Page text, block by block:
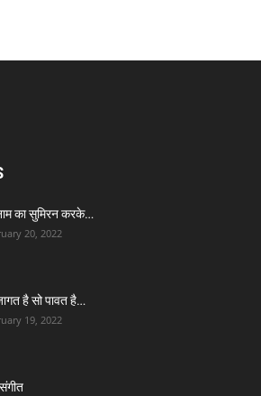
का सुमिरन करके…
20, 2022
है सो पावत है…
19, 2022